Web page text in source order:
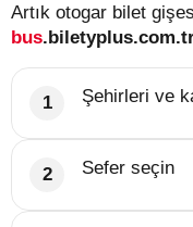
Artık otogar bilet
bus
Şehirleri ve
Sefer seçin